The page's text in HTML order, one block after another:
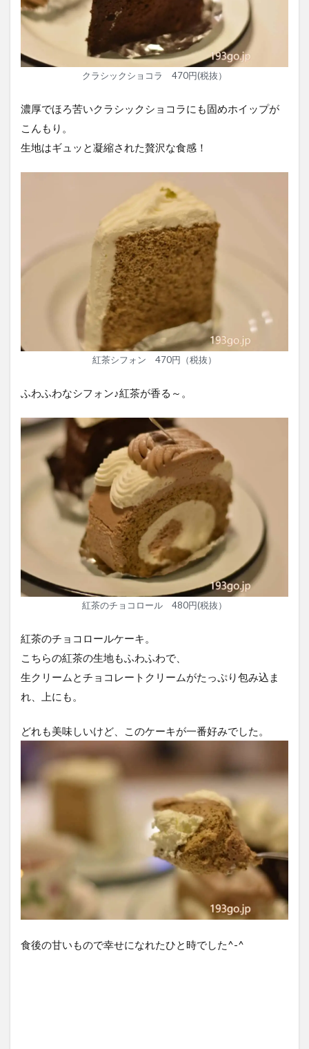
クラシックショコラ 470円(税抜）
濃厚でほろ苦いクラシックショコラにも固めホイップが
こんもり。
生地はギュッと凝縮された贅沢な食感！
紅茶シフォン 470円（税抜）
ふわふわなシフォン♪紅茶が香る～。
紅茶のチョコロール 480円(税抜）
紅茶のチョコロールケーキ。
こちらの紅茶の生地もふわふわで、
生クリームとチョコレートクリームがたっぷり包み込ま
れ、上にも。
どれも美味しいけど、このケーキが一番好みでした。
食後の甘いもので幸せになれたひと時でした^-^